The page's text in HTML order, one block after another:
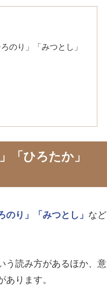
のり」「みつとし」
「ひろたか」
のり」 「みつとし」 など
う読み方があるほか、意
あります。